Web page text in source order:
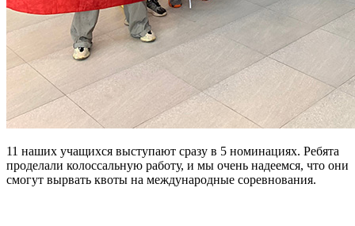
11 наших учащихся выступают сразу в 5 номинациях. Ребята
проделали колоссальную работу, и мы очень надеемся, что они
смогут вырвать квоты на международные соревнования.